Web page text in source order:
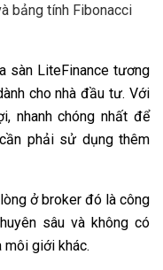
bảng tính Fibonacci
sàn LiteFinance tương
cho nhà đầu tư. Với
nhanh chóng nhất để
phải sử dụng thêm
ở broker đó là công
sâu và không có
môi giới khác.